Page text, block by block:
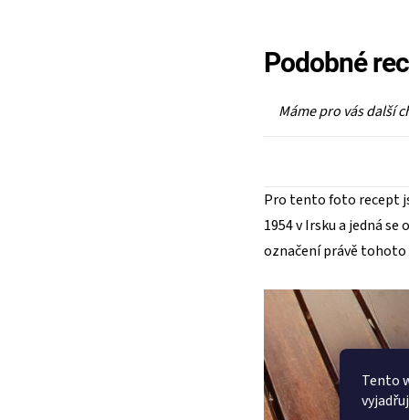
Tento
Podobné
Máme pro vás další
Pro tento foto recept
1954 v Irsku a jedná
označení právě